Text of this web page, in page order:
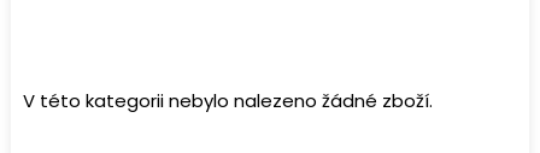
V této kategorii nebylo nalezeno žádné zboží.